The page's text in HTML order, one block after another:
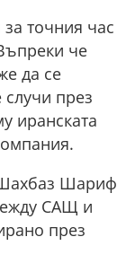
точния час
че
да се
през
иранската
Шариф
САЩ и
през